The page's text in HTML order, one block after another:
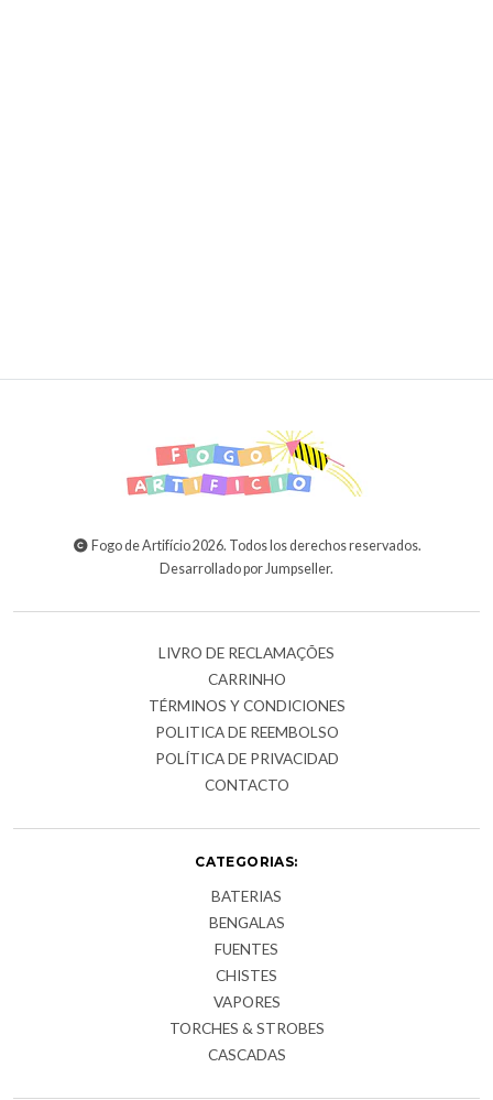
Fogo de Artifício 2026. Todos los derechos reservados.
Desarrollado por Jumpseller.
LIVRO DE RECLAMAÇÕES
CARRINHO
TÉRMINOS Y CONDICIONES
POLITICA DE REEMBOLSO
POLÍTICA DE PRIVACIDAD
CONTACTO
CATEGORIAS:
BATERIAS
BENGALAS
FUENTES
CHISTES
VAPORES
TORCHES & STROBES
CASCADAS